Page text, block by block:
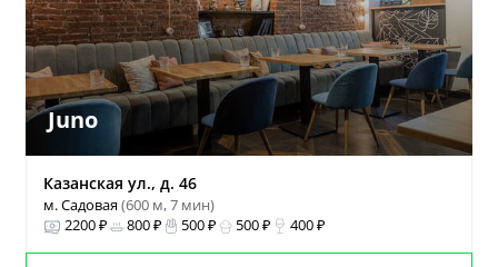
Juno
Казанская ул., д. 46
м. Садовая(600 м, 7 мин)
2200 ₽
800 ₽ 500 ₽ 500 ₽ 400 ₽